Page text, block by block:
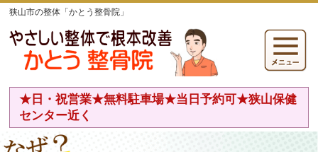
狭山市の整体「かとう整骨院」
★日・祝営業★無料駐車場★当日予約可★狭山保健
センター近く